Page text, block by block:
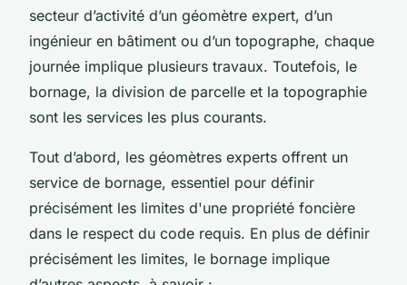
secteur d’activité d’un géomètre expert, d’un
ingénieur en bâtiment ou d’un topographe, chaque
journée implique plusieurs travaux. Toutefois, le
bornage, la division de parcelle et la topographie
sont les services les plus courants.
Tout d’abord, les géomètres experts offrent un
service de bornage, essentiel pour définir
précisément les limites d'une propriété foncière
dans le respect du code requis. En plus de définir
précisément les limites, le bornage implique